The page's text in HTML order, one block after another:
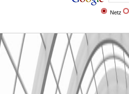
Netz